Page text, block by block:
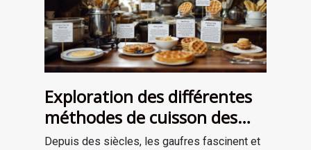
Exploration des différentes
méthodes de cuisson des
gaufres à travers les âges
Depuis des siècles, les gaufres fascinent et